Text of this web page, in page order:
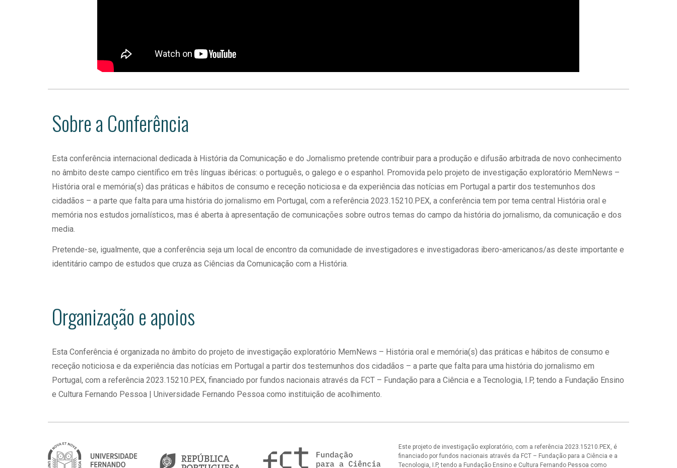
Sobre a Conferência
Esta conferência internacional dedicada à História da Comunicação e do Jornalismo pretende contribuir para a produção e difusão arbitrada de novo conhecimento
no âmbito deste campo científico em três línguas ibéricas: o português, o galego e o espanhol. Promovida pelo projeto de investigação exploratório MemNews –
História oral e memória(s) das práticas e hábitos de consumo e receção noticiosa e da experiência das notícias em Portugal a partir dos testemunhos dos
cidadãos – a parte que falta para uma história do jornalismo em Portugal, com a referência 2023.15210.PEX, a conferência tem por tema central História oral e
memória nos estudos jornalísticos, mas é aberta à apresentação de comunicações sobre outros temas do campo da história do jornalismo, da comunicação e dos
media.
Pretende-se, igualmente, que a conferência seja um local de encontro da comunidade de investigadores e investigadoras ibero-americanos/as deste importante e
identitário campo de estudos que cruza as Ciências da Comunicação com a História.
Organização e apoios
Esta Conferência é organizada no âmbito do projeto de investigação exploratório MemNews – História oral e memória(s) das práticas e hábitos de consumo e
receção noticiosa e da experiência das notícias em Portugal a partir dos testemunhos dos cidadãos – a parte que falta para uma história do jornalismo em
Portugal, com a referência 2023.15210.PEX, financiado por fundos nacionais através da FCT – Fundação para a Ciência e a Tecnologia, I.P, tendo a Fundação Ensino
e Cultura Fernando Pessoa | Universidade Fernando Pessoa como instituição de acolhimento.
Este projeto de investigação exploratório, com a referência 2023.15210.PEX, é
financiado por fundos nacionais através da FCT – Fundação para a Ciência e a
Tecnologia, I.P, tendo a Fundação Ensino e Cultura Fernando Pessoa como